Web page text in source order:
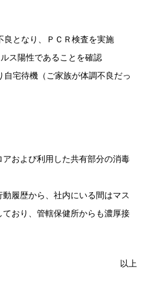
となり、ＰＣＲ検査を実施
ス陽性であることを確認
宅待機（ご家族が体調不良だっ
および利用した共有部分の消毒
履歴から、社内にいる間はマス
おり、管轄保健所からも濃厚接
以上